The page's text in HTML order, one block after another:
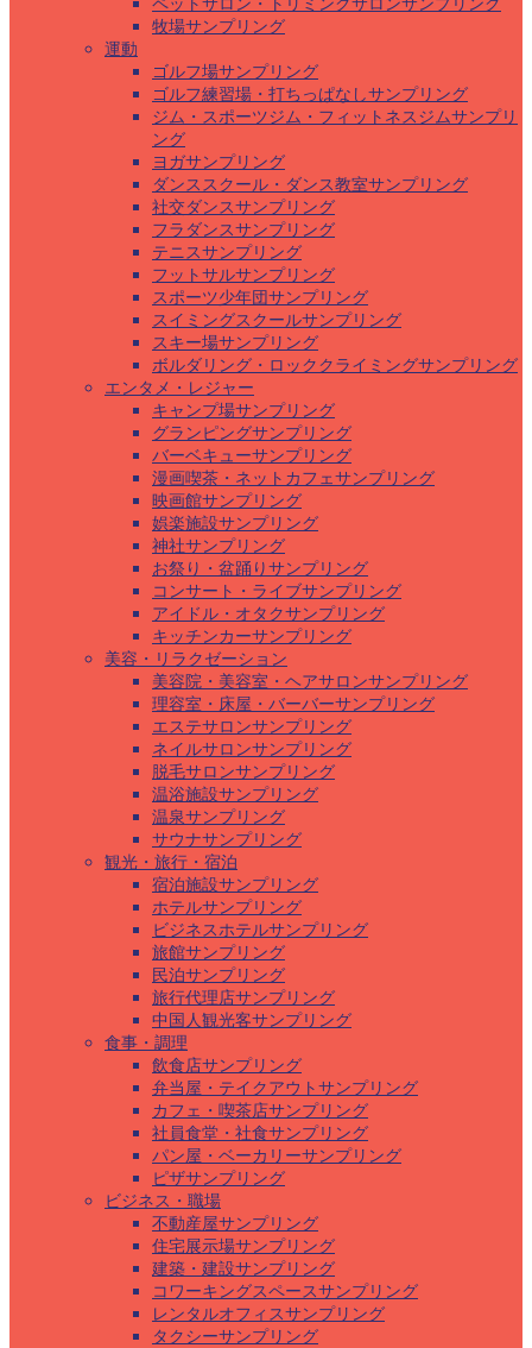
ペットサロン・トリミングサロンサンプリング
牧場サンプリング
運動
ゴルフ場サンプリング
ゴルフ練習場・打ちっぱなしサンプリング
ジム・スポーツジム・フィットネスジムサンプリ
ング
ヨガサンプリング
ダンススクール・ダンス教室サンプリング
社交ダンスサンプリング
フラダンスサンプリング
テニスサンプリング
フットサルサンプリング
スポーツ少年団サンプリング
スイミングスクールサンプリング
スキー場サンプリング
ボルダリング・ロッククライミングサンプリング
エンタメ・レジャー
キャンプ場サンプリング
グランピングサンプリング
バーベキューサンプリング
漫画喫茶・ネットカフェサンプリング
映画館サンプリング
娯楽施設サンプリング
神社サンプリング
お祭り・盆踊りサンプリング
コンサート・ライブサンプリング
アイドル・オタクサンプリング
キッチンカーサンプリング
美容・リラクゼーション
美容院・美容室・ヘアサロンサンプリング
理容室・床屋・バーバーサンプリング
エステサロンサンプリング
ネイルサロンサンプリング
脱毛サロンサンプリング
温浴施設サンプリング
温泉サンプリング
サウナサンプリング
観光・旅行・宿泊
宿泊施設サンプリング
ホテルサンプリング
ビジネスホテルサンプリング
旅館サンプリング
民泊サンプリング
旅行代理店サンプリング
中国人観光客サンプリング
食事・調理
飲食店サンプリング
弁当屋・テイクアウトサンプリング
カフェ・喫茶店サンプリング
社員食堂・社食サンプリング
パン屋・ベーカリーサンプリング
ピザサンプリング
ビジネス・職場
不動産屋サンプリング
住宅展示場サンプリング
建築・建設サンプリング
コワーキングスペースサンプリング
レンタルオフィスサンプリング
タクシーサンプリング